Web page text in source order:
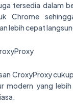
tersedia dalam
Chrome
lebih cepat
CroxyProxy
modern yang